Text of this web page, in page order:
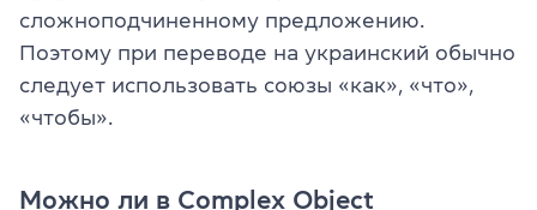
сложноподчиненному предложению.
Поэтому при переводе на украинский обычно
следует использовать союзы «как», «что»,
«чтобы».
Можно ли в Complex Object